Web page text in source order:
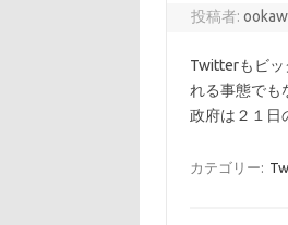
投稿者:
Twitterもビッ
れる事態で
政府は２１
カテゴリー: